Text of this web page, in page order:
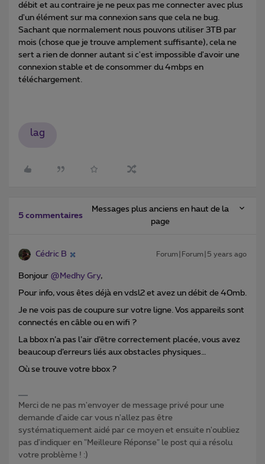
débit et au contraire je ne peux pas me connecter avec plus
d'un élément sur ma connexion sans que cela ne bug.
Sachant que normalement nous pouvons utiliser 3TB par
mois (chose que je trouve amplement suffisante), cela ne
sert a rien de donner autant si c'est impossible d'avoir une
connexion stable et de consommer du 4mbps en
téléchargement.
lag
5 commentaires
Messages plus anciens en haut de la
page
Cédric B Forum|Forum|5 years ago
Bonjour @Medhy Gry,
Pour info, vous êtes déjà en vdsl2 et avez un débit de 40mb.
Je ne vois pas de coupure sur votre ligne. Vos appareils sont
connectés en câble ou en wifi ?
La bbox n’a pas l’air d’être correctement placée, vous avez
beaucoup d’erreurs liés aux obstacles physiques…
Où se trouve votre bbox ?
Merci de ne pas m'envoyer de message privé pour une
demande d'aide car vous n'allez pas être
systématiquement aidé par ce moyen et ensuite n'oubliez
pas d'indiquer en "Meilleure Réponse" le post qui a résolu
votre problème ! :)